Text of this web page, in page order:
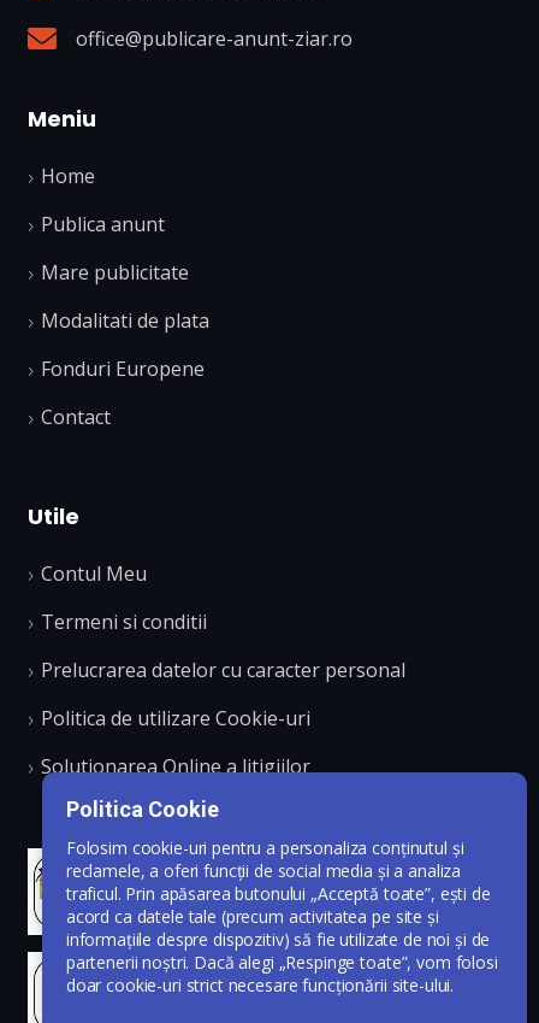
office@publicare-anunt-ziar.ro
Meniu
Home
Publica anunt
Mare publicitate
Modalitati de plata
Fonduri Europene
Contact
Utile
Contul Meu
Termeni si conditii
Prelucrarea datelor cu caracter personal
Politica de utilizare Cookie-uri
Solutionarea Online a litigiilor
Politica Cookie
Folosim cookie-uri pentru a personaliza conținutul și
reclamele, a oferi funcții de social media și a analiza
traficul. Prin apăsarea butonului „Acceptă toate”, ești de
acord ca datele tale (precum activitatea pe site și
informațiile despre dispozitiv) să fie utilizate de noi și de
partenerii noștri. Dacă alegi „Respinge toate”, vom folosi
doar cookie-uri strict necesare funcționării site-ului.